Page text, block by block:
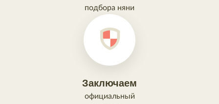
подбора няни
Заключаем
официальный